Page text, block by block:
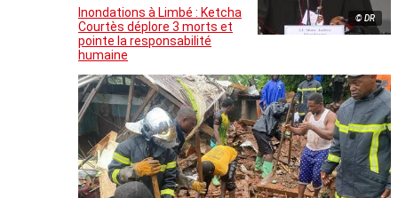
© DR
Inondations à Limbé : Ketcha
Courtès déplore 3 morts et
pointe la responsabilité
humaine